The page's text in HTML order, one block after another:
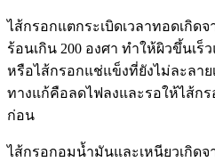
ไส้กรอกแตกระเบิดเวลาทอดเกิด
ร้อนเกิน 200 องศา ทำให้ผิวขึ้นเร็
หรือไส้กรอกแช่แข็งที่ยังไม่ละลา
ทางแก้คือลดไฟลงและรอให้ไส้ก
ก่อน
ไส้กรอกอมน้ำมันและเหนียวเกิด